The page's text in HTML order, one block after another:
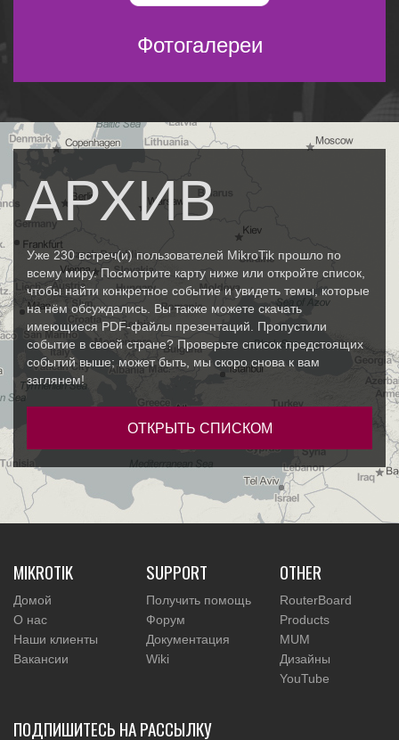
Фотогалереи
АРХИВ
Уже 230 встреч(и) пользователей MikroTik прошло по
всему миру. Посмотрите карту ниже или откройте список,
чтобы найти конкретное событие и увидеть темы, которые
на нём обсуждались. Вы также можете скачать
имеющиеся PDF-файлы презентаций. Пропустили
событие в своей стране? Проверьте список предстоящих
событий выше; может быть, мы скоро снова к вам
заглянем!
ОТКРЫТЬ СПИСКОМ
MIKROTIK
Домой
О нас
Наши клиенты
Вакансии
SUPPORT
Получить помощь
Форум
Документация
Wiki
OTHER
RouterBoard
Products
MUM
Дизайны
YouTube
ПОДПИШИТЕСЬ НА РАССЫЛКУ